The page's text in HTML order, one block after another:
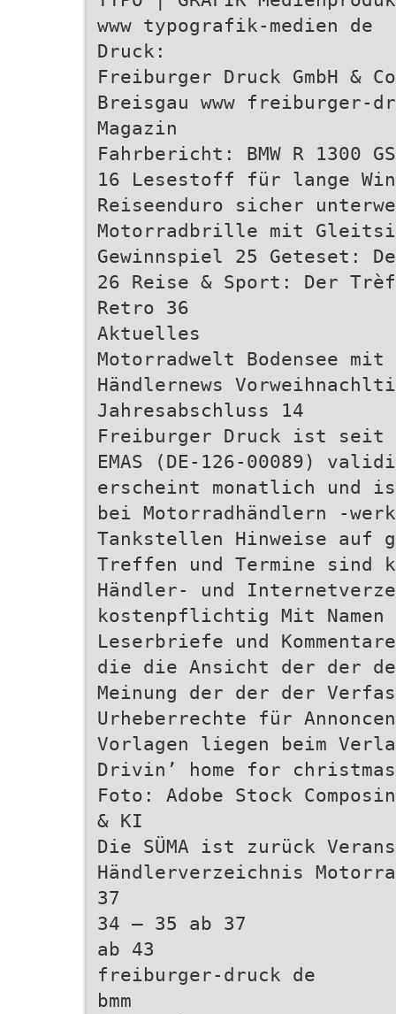
www typografik-medien de
Druck:
Freiburger Druck GmbH &
Breisgau www freiburger-
Magazin
Fahrbericht: BMW R 1300
16 Lesestoff für lange
Reiseenduro sicher
Motorradbrille mit
Gewinnspiel 25 Geteset:
26 Reise & Sport: Der
Retro 36
Aktuelles
Motorradwelt Bodensee mit
Händlernews
Jahresabschluss 14
Freiburger Druck ist seit
EMAS (DE-126-00089)
erscheint monatlich und
bei Motorradhändlern -
Tankstellen Hinweise auf
Treffen und Termine sind
Händler- und
kostenpflichtig Mit Namen
Leserbriefe und
die die Ansicht der der
Meinung der der der
Urheberrechte für
Vorlagen liegen beim
Drivin’ home for christmas
Foto: Adobe Stock
& KI
Die SÜMA ist zurück
Händlerverzeichnis
37
34 – 35 ab 37
ab 43
freiburger-druck de
bmm